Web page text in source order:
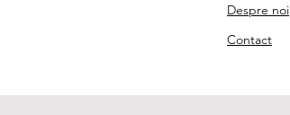
Despre noi
Contact